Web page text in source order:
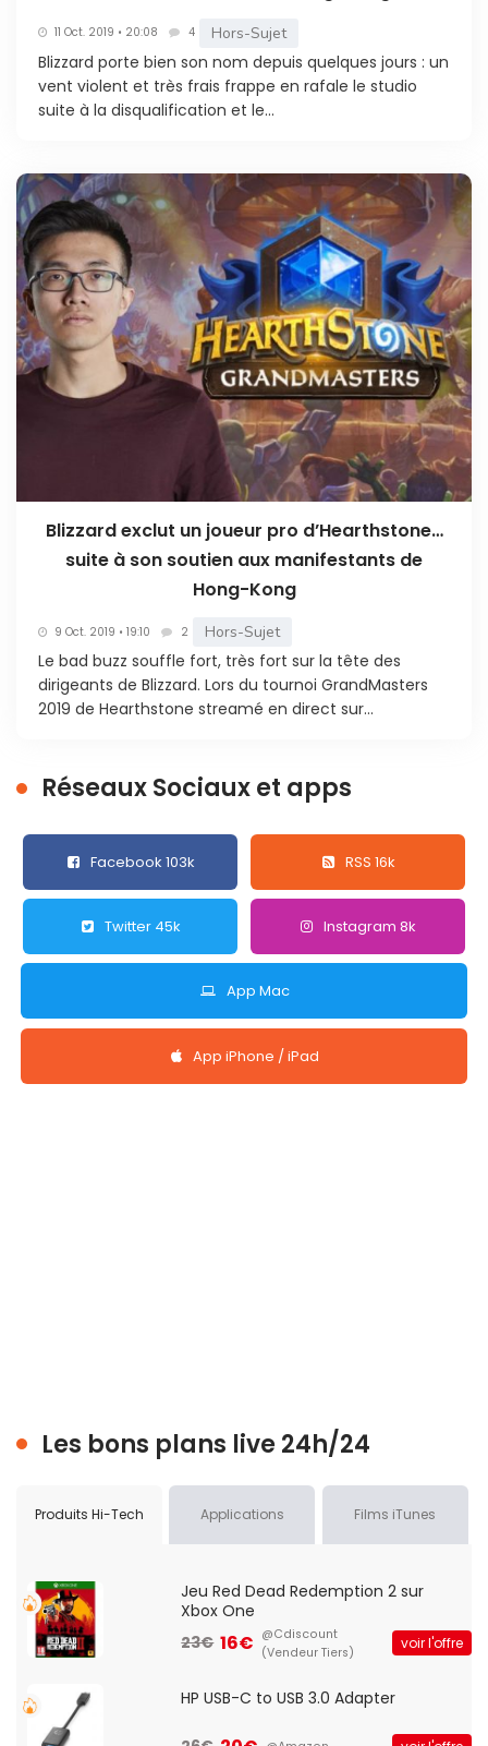
11 Oct. 2019 • 20:08 4 Hors-Sujet
Blizzard porte bien son nom depuis quelques jours : un
vent violent et très frais frappe en rafale le studio
suite à la disqualification et le...
Blizzard exclut un joueur pro d’Hearthstone…
suite à son soutien aux manifestants de
Hong-Kong
9 Oct. 2019 • 19:10 2 Hors-Sujet
Le bad buzz souffle fort, très fort sur la tête des
dirigeants de Blizzard. Lors du tournoi GrandMasters
2019 de Hearthstone streamé en direct sur...
Réseaux Sociaux et apps
Facebook 103k RSS 16k
Twitter 45k Instagram 8k
App Mac
App iPhone / iPad
Les bons plans live 24h/24
Produits Hi-Tech Applications Films iTunes
Jeu Red Dead Redemption 2 sur
Xbox One
23€ 16€ @Cdiscount
(Vendeur Tiers)
voir l'offre
HP USB-C to USB 3.0 Adapter